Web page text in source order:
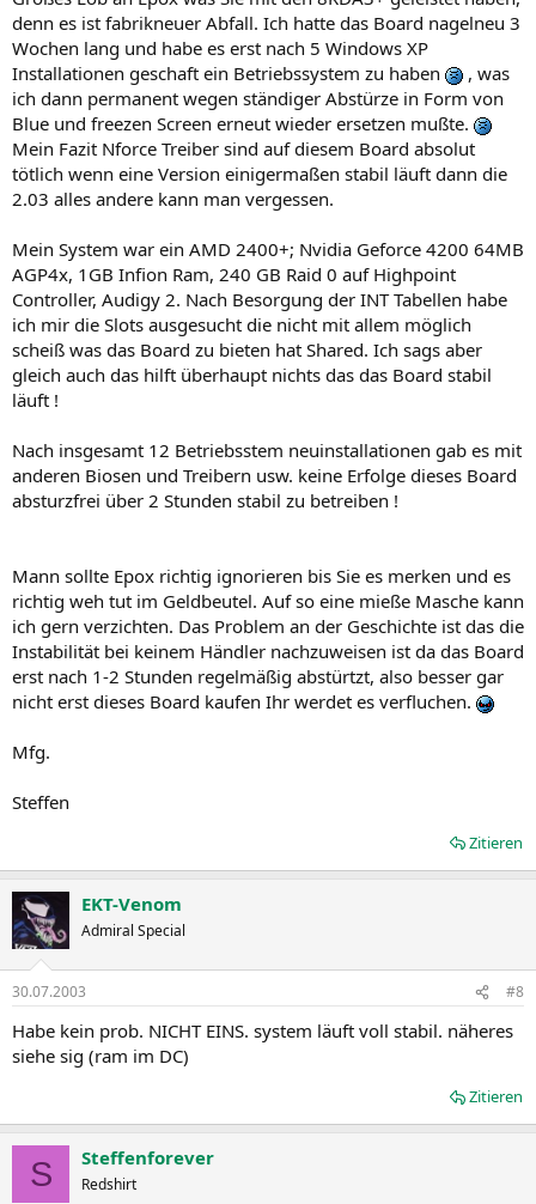
denn es ist fabrikneuer Abfall. Ich hatte das Board nagelneu 3
Wochen lang und habe es erst nach 5 Windows XP
Installationen geschaft ein Betriebssystem zu haben
, was
ich dann permanent wegen ständiger Abstürze in Form von
Blue und freezen Screen erneut wieder ersetzen mußte.
Mein Fazit Nforce Treiber sind auf diesem Board absolut
tötlich wenn eine Version einigermaßen stabil läuft dann die
2.03 alles andere kann man vergessen.
Mein System war ein AMD 2400+; Nvidia Geforce 4200 64MB
AGP4x, 1GB Infion Ram, 240 GB Raid 0 auf Highpoint
Controller, Audigy 2. Nach Besorgung der INT Tabellen habe
ich mir die Slots ausgesucht die nicht mit allem möglich
scheiß was das Board zu bieten hat Shared. Ich sags aber
gleich auch das hilft überhaupt nichts das das Board stabil
läuft !
Nach insgesamt 12 Betriebsstem neuinstallationen gab es mit
anderen Biosen und Treibern usw. keine Erfolge dieses Board
absturzfrei über 2 Stunden stabil zu betreiben !
Mann sollte Epox richtig ignorieren bis Sie es merken und es
richtig weh tut im Geldbeutel. Auf so eine mieße Masche kann
ich gern verzichten. Das Problem an der Geschichte ist das die
Instabilität bei keinem Händler nachzuweisen ist da das Board
erst nach 1-2 Stunden regelmäßig abstürtzt, also besser gar
nicht erst dieses Board kaufen Ihr werdet es verfluchen.
Mfg.
Steffen
Zitieren
EKT-Venom
Admiral Special
30.07.2003 #8
Habe kein prob. NICHT EINS. system läuft voll stabil. näheres
siehe sig (ram im DC)
Zitieren
S Steffenforever
Redshirt